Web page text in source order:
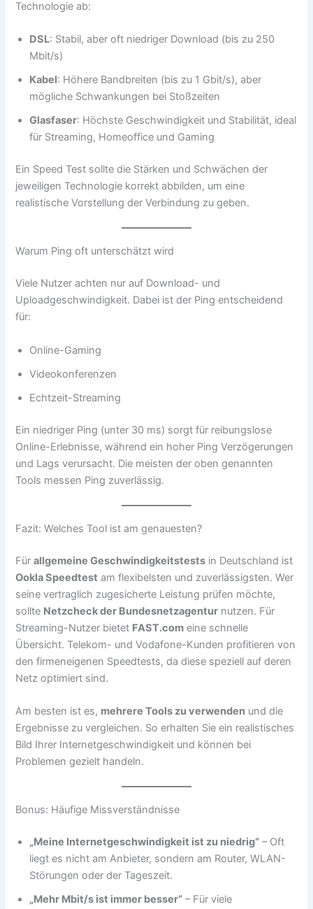
Technologie ab:
DSL: Stabil, aber oft niedriger Download (bis zu 250
Mbit/s)
Kabel: Höhere Bandbreiten (bis zu 1 Gbit/s), aber
mögliche Schwankungen bei Stoßzeiten
Glasfaser: Höchste Geschwindigkeit und Stabilität, ideal
für Streaming, Homeoffice und Gaming
Ein Speed Test sollte die Stärken und Schwächen der
jeweiligen Technologie korrekt abbilden, um eine
realistische Vorstellung der Verbindung zu geben.
Warum Ping oft unterschätzt wird
Viele Nutzer achten nur auf Download- und
Uploadgeschwindigkeit. Dabei ist der Ping entscheidend
für:
Online-Gaming
Videokonferenzen
Echtzeit-Streaming
Ein niedriger Ping (unter 30 ms) sorgt für reibungslose
Online-Erlebnisse, während ein hoher Ping Verzögerungen
und Lags verursacht. Die meisten der oben genannten
Tools messen Ping zuverlässig.
Fazit: Welches Tool ist am genauesten?
Fürallgemeine Geschwindigkeitstests in Deutschland ist
Ookla Speedtest am flexibelsten und zuverlässigsten. Wer
seine vertraglich zugesicherte Leistung prüfen möchte,
sollte Netzcheck der Bundesnetzagentur nutzen. Für
Streaming-Nutzer bietet FAST.com eine schnelle
Übersicht. Telekom- und Vodafone-Kunden profitieren von
den firmeneigenen Speedtests, da diese speziell auf deren
Netz optimiert sind.
Am besten ist es, mehrere Tools zu verwenden und die
Ergebnisse zu vergleichen. So erhalten Sie ein realistisches
Bild Ihrer Internetgeschwindigkeit und können bei
Problemen gezielt handeln.
Bonus: Häufige Missverständnisse
„Meine Internetgeschwindigkeit ist zu niedrig“ – Oft
liegt es nicht am Anbieter, sondern am Router, WLAN-
Störungen oder der Tageszeit.
„Mehr Mbit/s ist immer besser“ – Für viele